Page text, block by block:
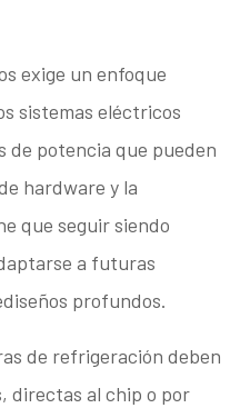
exige un enfoque
sistemas eléctricos
de potencia que pueden
hardware y la
que seguir siendo
a futuras
profundos.
de refrigeración deben
directas al chip o por